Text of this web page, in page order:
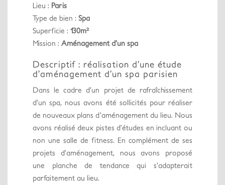
Lieu : Paris
Type de bien : Spa
Superficie : 130m²
Mission : Aménagement d’un spa
Descriptif : réalisation d’une étude
d’aménagement d’un spa parisien
Dans le cadre d’un projet de rafraîchissement
d’un spa, nous avons été sollicités pour réaliser
de nouveaux plans d’aménagement du lieu. Nous
avons réalisé deux pistes d’études en incluant ou
non une salle de fitness. En complément de ses
projets d’aménagement, nous avons proposé
une planche de tendance qui s’adapterait
parfaitement au lieu.